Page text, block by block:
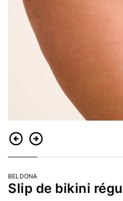
RetourContinuer
BELDONA
Slip de bikini